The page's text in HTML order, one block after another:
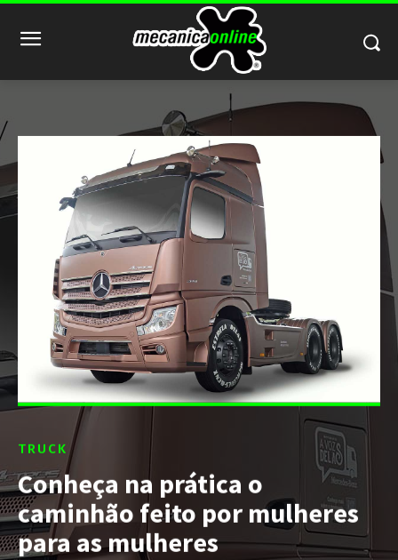
TRUCK
Conheça na prática o
caminhão feito por mulheres
para as mulheres